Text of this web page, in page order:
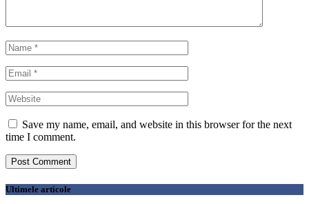
Save my name, email, and website in this browser for the next
time I comment.
Ultimele articole